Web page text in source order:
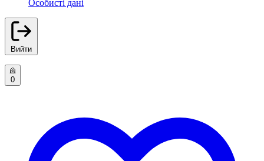
Особисті дані
Вийти
0